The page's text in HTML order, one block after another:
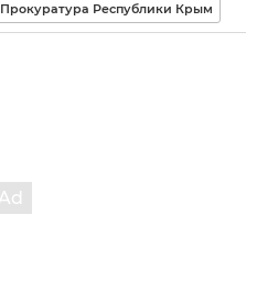
Прокуратура Республики Крым